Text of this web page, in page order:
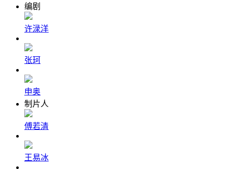
编剧
许渌洋
张珂
申奥
制片人
傅若清
王易冰